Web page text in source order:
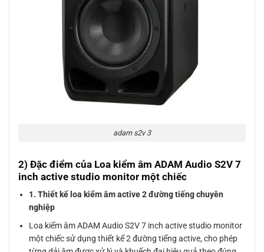
adam s2v 3
2) Đặc điểm của Loa kiểm âm ADAM Audio S2V 7
inch active studio monitor một chiếc
1. Thiết kế loa kiểm âm active 2 đường tiếng chuyên
nghiệp
Loa kiểm âm ADAM Audio S2V 7 inch active studio monitor
một chiếc sử dụng thiết kế 2 đường tiếng active, cho phép